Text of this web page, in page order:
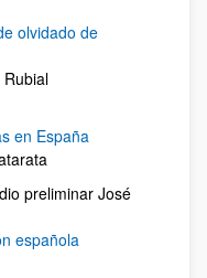
olvidado de
en España
preliminar José
española